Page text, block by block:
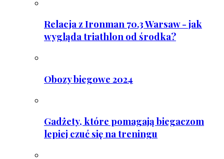
Relacja z Ironman 70.3 Warsaw - jak
wygląda triathlon od środka?
Obozy biegowe 2024
Gadżety, które pomagają biegaczom
lepiej czuć się na treningu